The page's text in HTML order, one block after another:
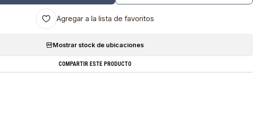
Agregar a la lista de favoritos
Mostrar stock de ubicaciones
COMPARTIR ESTE PRODUCTO